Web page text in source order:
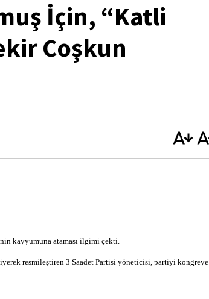
İçin, “Katli
Coşkun
kayyumuna ataması ilgimi çekti.
resmileştiren 3 Saadet Partisi yöneticisi, partiyi kongreye